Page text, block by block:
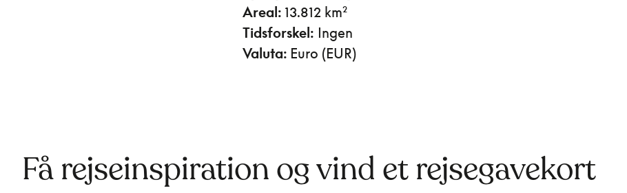
Areal: 13.812 km²
Tidsforskel: Ingen
Valuta: Euro (EUR)
Få rejseinspiration og vind et rejsegavekort